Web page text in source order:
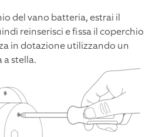
del vano batteria, estrai il
reinserisci e fissa il coperchio
in dotazione utilizzando un
a stella.